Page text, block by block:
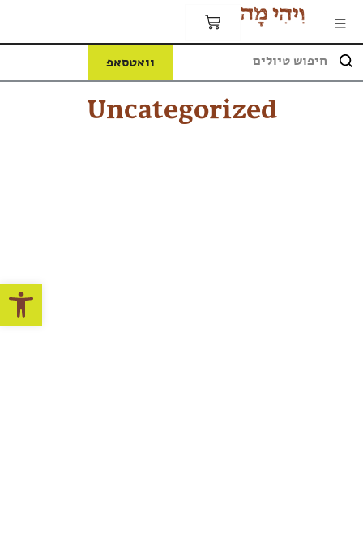
וואטסאפ
Uncategorized